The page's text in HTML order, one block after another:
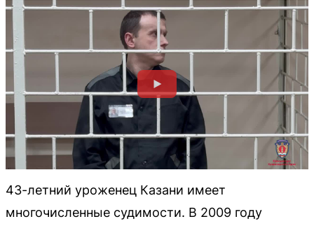
43-летний уроженец Казани имеет
многочисленные судимости. В 2009 году